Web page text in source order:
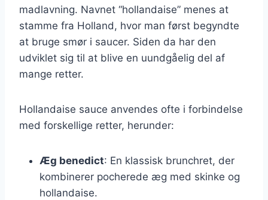
madlavning. Navnet “hollandaise” menes at
stamme fra Holland, hvor man først begyndte
at bruge smør i saucer. Siden da har den
udviklet sig til at blive en uundgåelig del af
mange retter.
Hollandaise sauce anvendes ofte i forbindelse
med forskellige retter, herunder:
Æg benedict: En klassisk brunchret, der
kombinerer pocherede æg med skinke og
hollandaise.